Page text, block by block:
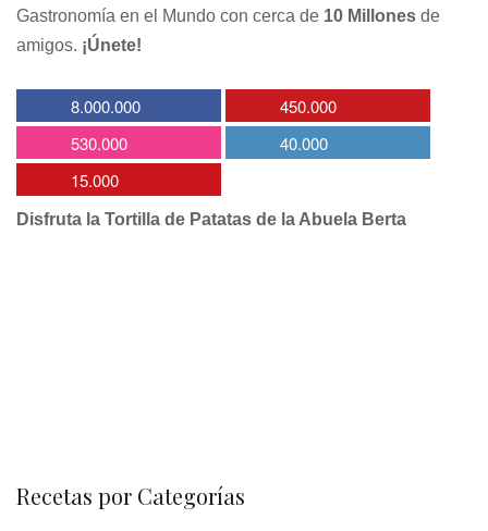
Gastronomía en el Mundo con cerca de 10 Millones de
amigos. ¡Únete!
8.000.000
450.000
530.000
40.000
15.000
Disfruta la Tortilla de Patatas de la Abuela Berta
Recetas por Categorías